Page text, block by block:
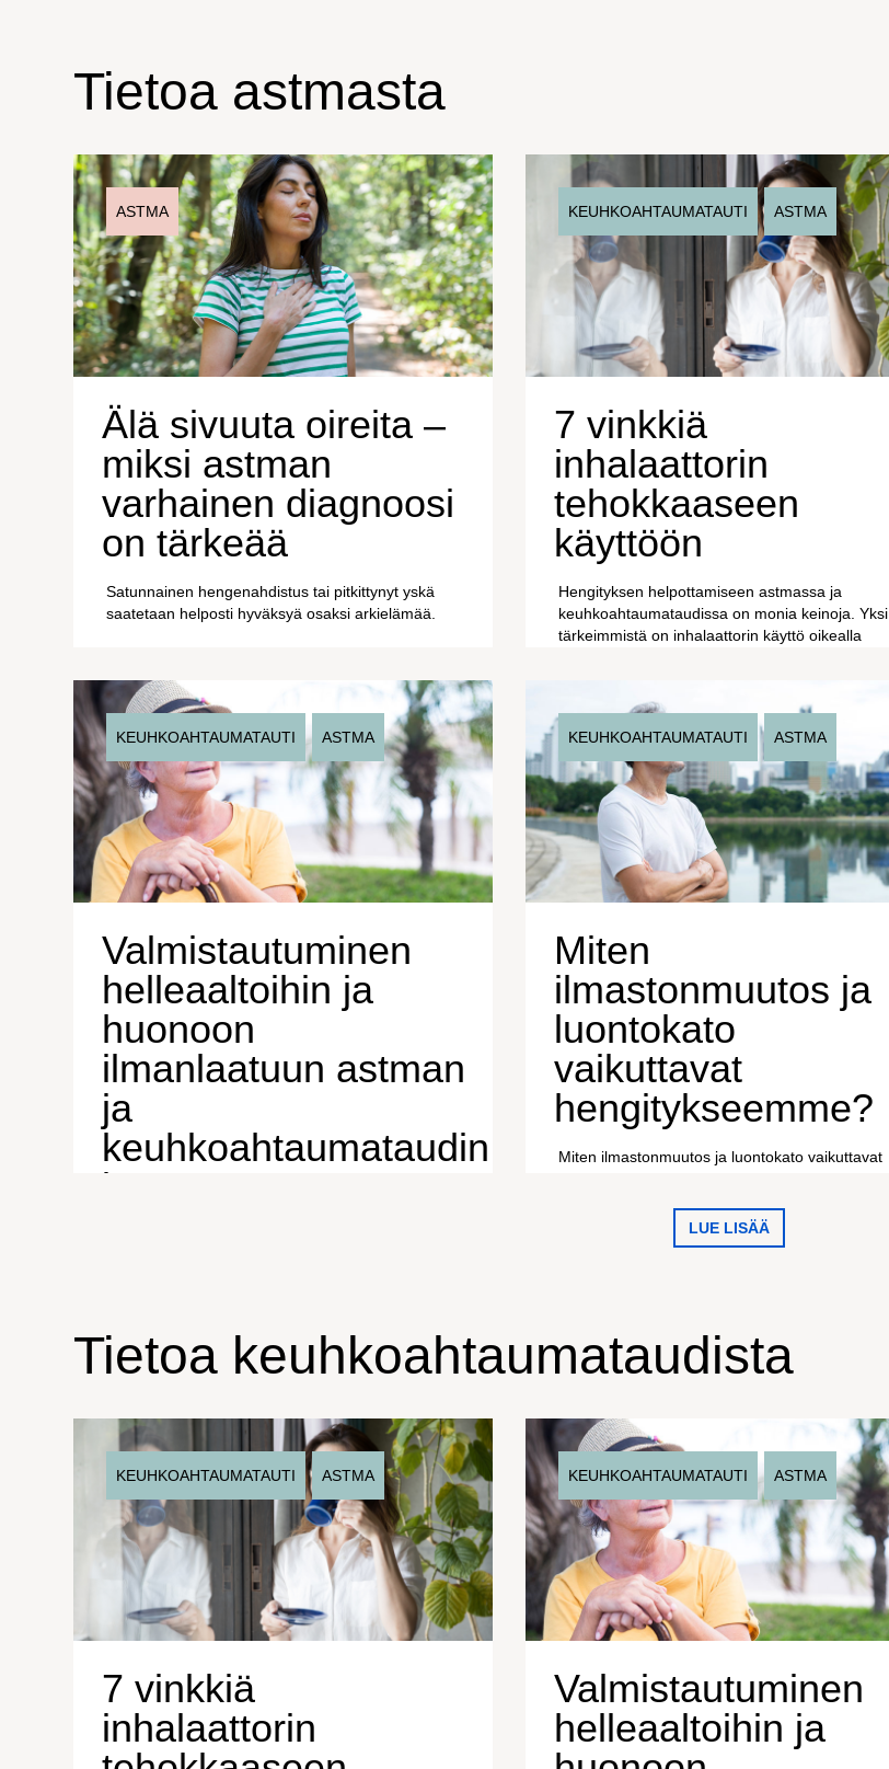
Tietoa astmasta
ASTMA
Älä sivuuta oireita –
miksi astman
varhainen diagnoosi
on tärkeää
Satunnainen hengenahdistus tai pitkittynyt yskä
saatetaan helposti hyväksyä osaksi arkielämää.
KEUHKOAHTAUMATAUTI ASTMA
7 vinkkiä
inhalaattorin
tehokkaaseen
käyttöön
Hengityksen helpottamiseen astmassa ja
keuhkoahtaumataudissa on monia keinoja. Yksi
tärkeimmistä on inhalaattorin käyttö oikealla
KEUHKOAHTAUMATAUTI ASTMA
Valmistautuminen
helleaaltoihin ja
huonoon
ilmanlaatuun astman
ja
keuhkoahtaumataudin
kanssa
KEUHKOAHTAUMATAUTI ASTMA
Miten
ilmastonmuutos ja
luontokato
vaikuttavat
hengitykseemme?
Miten ilmastonmuutos ja luontokato vaikuttavat
LUE LISÄÄ
Tietoa keuhkoahtaumataudista
KEUHKOAHTAUMATAUTI ASTMA
7 vinkkiä
inhalaattorin
KEUHKOAHTAUMATAUTI ASTMA
Valmistautuminen
helleaaltoihin ja